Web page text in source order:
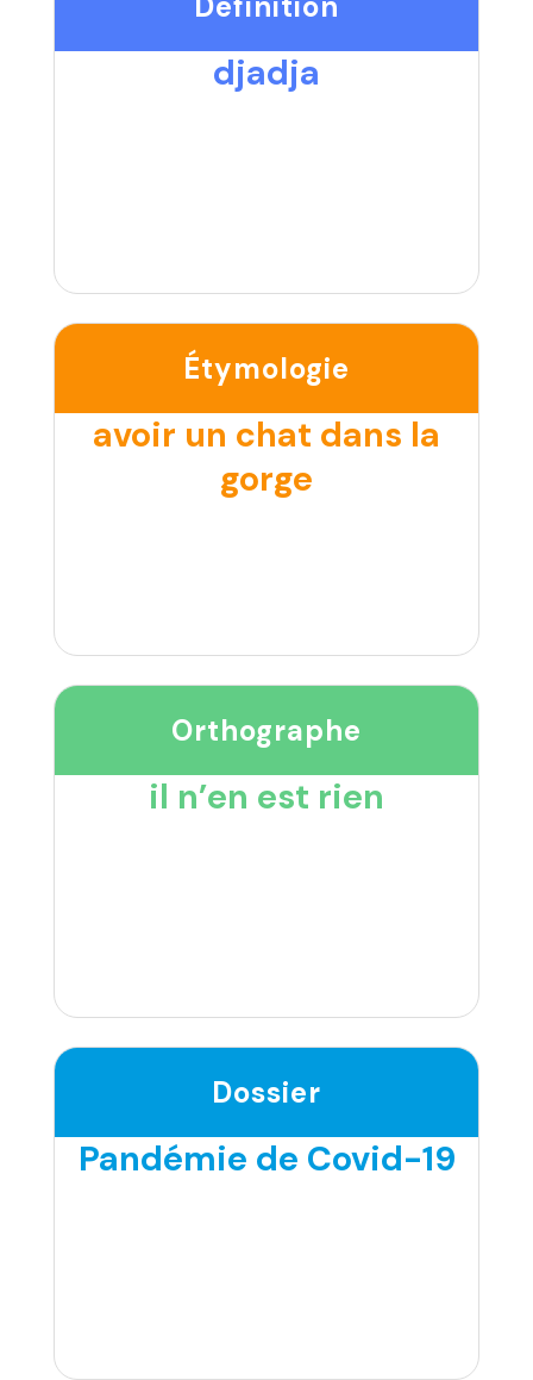
djadja
Étymologie
avoir un chat dans la
gorge
Orthographe
il n’en est rien
Dossier
Pandémie de Covid-19